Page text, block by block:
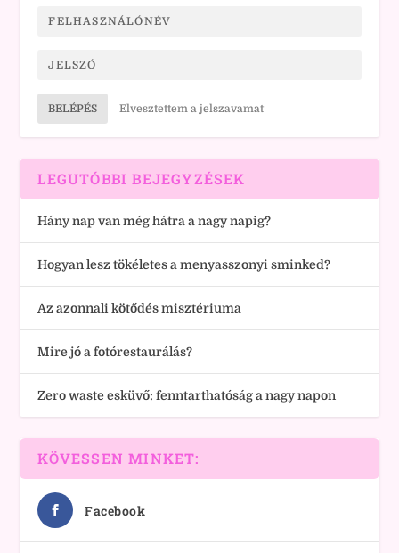
BELÉPÉS Elvesztettem a jelszavamat
LEGUTÓBBI BEJEGYZÉSEK
Hány nap van még hátra a nagy napig?
Hogyan lesz tökéletes a menyasszonyi sminked?
Az azonnali kötődés misztériuma
Mire jó a fotórestaurálás?
Zero waste esküvő: fenntarthatóság a nagy napon
KÖVESSEN MINKET:
Facebook